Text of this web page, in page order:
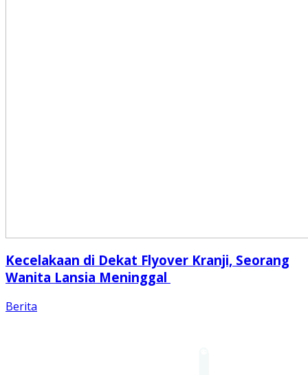
Kecelakaan di Dekat Flyover Kranji, Seorang
Wanita Lansia Meninggal
Berita